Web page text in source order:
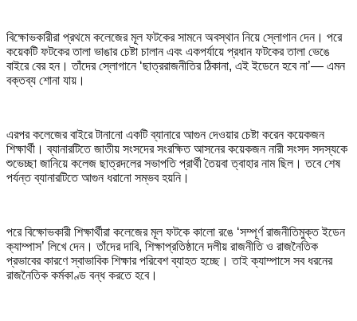
বিক্ষোভকারীরা প্রথমে কলেজের মূল ফটকের সামনে অবস্থান নিয়ে স্লোগান দেন। পরে
কয়েকটি ফটকের তালা ভাঙার চেষ্টা চালান এবং একপর্যায়ে প্রধান ফটকের তালা ভেঙে
বাইরে বের হন। তাঁদের স্লোগানে ‘ছাত্ররাজনীতির ঠিকানা, এই ইডেনে হবে না’— এমন
বক্তব্য শোনা যায়।
এরপর কলেজের বাইরে টানানো একটি ব্যানারে আগুন দেওয়ার চেষ্টা করেন কয়েকজন
শিক্ষার্থী। ব্যানারটিতে জাতীয় সংসদের সংরক্ষিত আসনের কয়েকজন নারী সংসদ সদস্যকে
শুভেচ্ছা জানিয়ে কলেজ ছাত্রদলের সভাপতি প্রার্থী তৈয়বা ত্বাহার নাম ছিল। তবে শেষ
পর্যন্ত ব্যানারটিতে আগুন ধরানো সম্ভব হয়নি।
পরে বিক্ষোভকারী শিক্ষার্থীরা কলেজের মূল ফটকে কালো রঙে ‘সম্পূর্ণ রাজনীতিমুক্ত ইডেন
ক্যাম্পাস’ লিখে দেন। তাঁদের দাবি, শিক্ষাপ্রতিষ্ঠানে দলীয় রাজনীতি ও রাজনৈতিক
প্রভাবের কারণে স্বাভাবিক শিক্ষার পরিবেশ ব্যাহত হচ্ছে। তাই ক্যাম্পাসে সব ধরনের
রাজনৈতিক কর্মকাণ্ড বন্ধ করতে হবে।